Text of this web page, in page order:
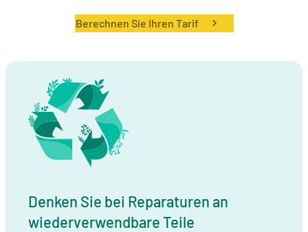
Berechnen Sie Ihren Tarif
Denken Sie bei Reparaturen an
wiederverwendbare Teile